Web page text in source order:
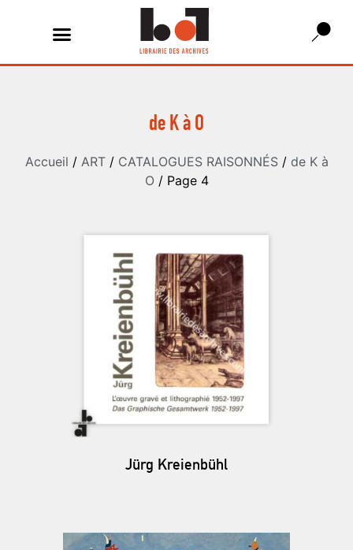
de K à O
Accueil / ART/ CATALOGUES RAISONNÉS/ de K à
O / Page 4
Jürg Kreienbühl